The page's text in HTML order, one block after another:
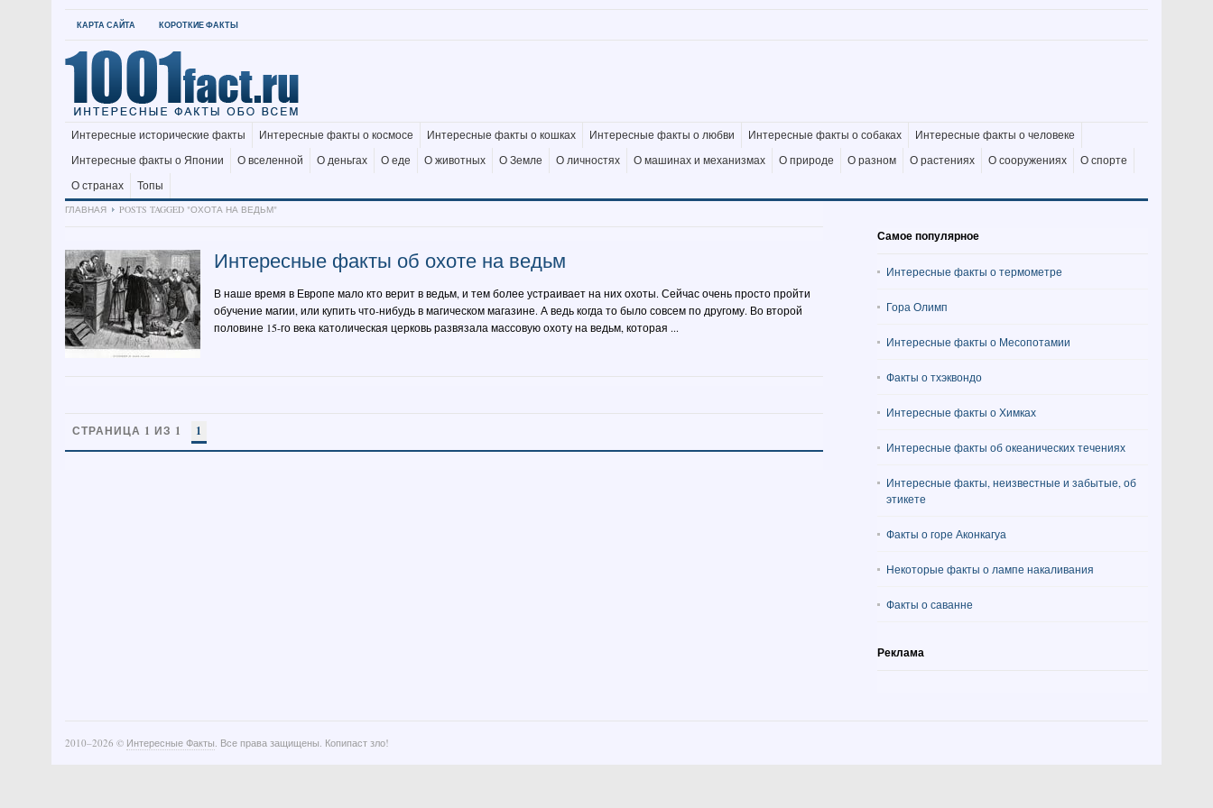
КАРТА САЙТА КОРОТКИЕ ФАКТЫ
Интересные исторические факты Интересные факты о космосе Интересные факты о кошках Интересные факты о любви Интересные факты о собаках
Интересные факты о человеке
Интересные факты о Японии
О вселенной О деньгах О еде О животных О Земле О личностях О машинах и механизмах О природе О разном О растениях О сооружениях
О спорте
О странах
Топы
ГЛАВНАЯ
POSTS TAGGED "ОХОТА НА ВЕДЬМ"
Интересные факты об охоте на ведьм
В наше время в Европе мало кто верит в ведьм, и тем более устраивает на них охоты. Сейчас очень просто пройти
обучение магии, или купить что-нибудь в магическом магазине. А ведь когда то было совсем по другому. Во второй
половине 15-го века католическая церковь развязала массовую охоту на ведьм, которая ...
СТРАНИЦА 1 ИЗ 1 1
Самое популярное
Интересные факты о термометре
Гора Олимп
Интересные факты о Месопотамии
Факты о тхэквондо
Интересные факты о Химках
Интересные факты об океанических течениях
Интересные факты, неизвестные и забытые, об
этикете
Факты о горе Аконкагуа
Некоторые факты о лампе накаливания
Факты о саванне
Реклама
2010–2026 © Интересные Факты. Все права защищены. Копипаст зло!